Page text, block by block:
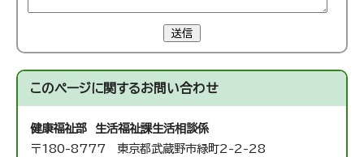
送信
このページに関するお問い合わせ
健康福祉部 生活福祉課生活相談係
〒180-8777 東京都武蔵野市緑町2-2-28